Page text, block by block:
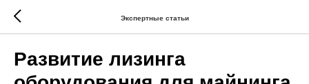
Экспертные статьи
Развитие лизинга